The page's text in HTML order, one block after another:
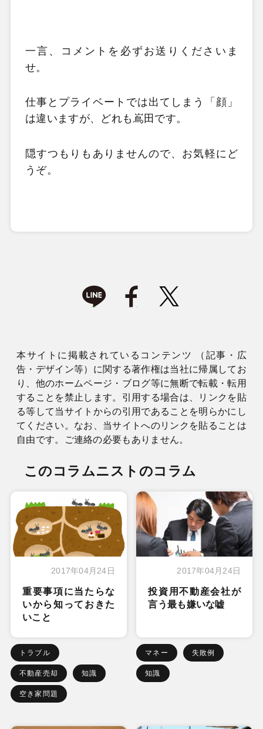
一言、コメントを必ずお送りくださいま
せ。
仕事とプライベートでは出てしまう「顔」
は違いますが、どれも嶌田です。
隠すつもりもありませんので、お気軽にど
うぞ。
本サイトに掲載されているコンテンツ （記事・広
告・デザイン等）に関する著作権は当社に帰属してお
り、他のホームページ・ブログ等に無断で転載・転用
することを禁止します。引用する場合は、リンクを貼
る等して当サイトからの引用であることを明らかにし
てください。なお、当サイトへのリンクを貼ることは
自由です。ご連絡の必要もありません。
このコラムニストのコラム
2017年04月24日
重要事項に当たらな
いから知っておきた
いこと
トラブル
不動産売却 知識
空き家問題
2017年04月24日
投資用不動産会社が
言う最も嫌いな嘘
マネー 失敗例
知識